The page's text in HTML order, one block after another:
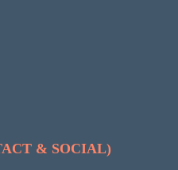
& SOCIAL)